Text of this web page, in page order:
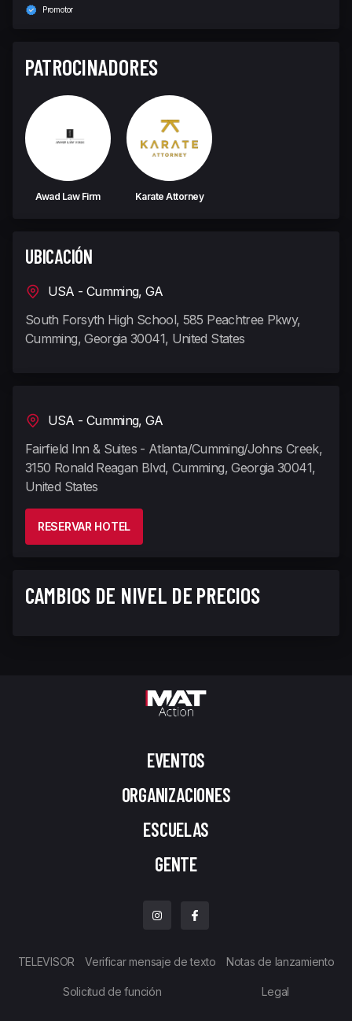
Promotor
PATROCINADORES
Awad Law Firm Karate Attorney
UBICACIÓN
USA - Cumming, GA
South Forsyth High School, 585 Peachtree Pkwy,
Cumming, Georgia 30041, United States
USA - Cumming, GA
Fairfield Inn & Suites - Atlanta/Cumming/Johns Creek,
3150 Ronald Reagan Blvd, Cumming, Georgia 30041,
United States
RESERVAR HOTEL
CAMBIOS DE NIVEL DE PRECIOS
EVENTOS
ORGANIZACIONES
ESCUELAS
GENTE
TELEVISOR Verificar mensaje de texto Notas de lanzamiento
Solicitud de función Legal